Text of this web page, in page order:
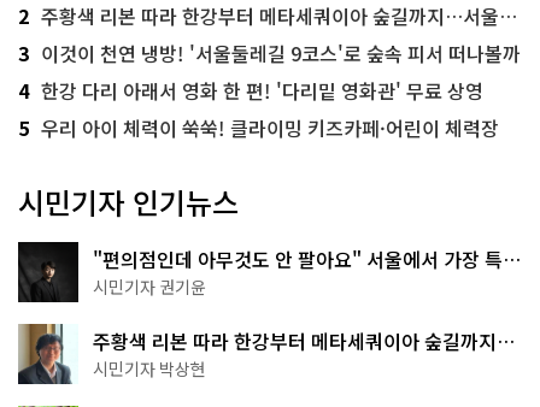
2 주황색 리본 따라 한강부터 메타세쿼이아 숲길까지…서울둘레길 15코스
3 이것이 천연 냉방! '서울둘레길 9코스'로 숲속 피서 떠나볼까
4 한강 다리 아래서 영화 한 편! '다리밑 영화관' 무료 상영
5 우리 아이 체력이 쑥쑥! 클라이밍 키즈카페·어린이 체력장
시민기자 인기뉴스
"편의점인데 아무것도 안 팔아요" 서울에서 가장 특별
한 편의점의 정체
시민기자 권기윤
주황색 리본 따라 한강부터 메타세쿼이아 숲길까지…
서울둘레길 15코스
시민기자 박상현